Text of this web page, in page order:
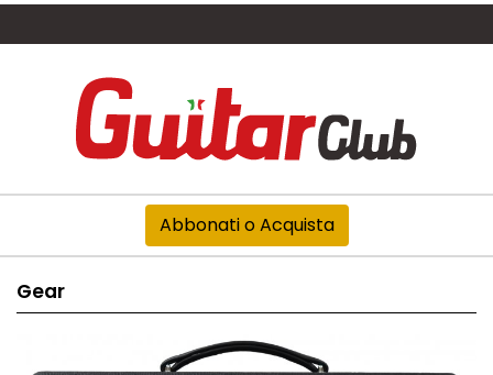
Abbonati o Acquista
Gear